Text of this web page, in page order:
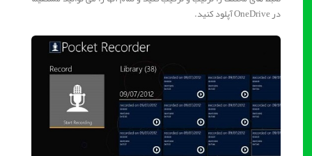
در OneDrive آپلود کنید.